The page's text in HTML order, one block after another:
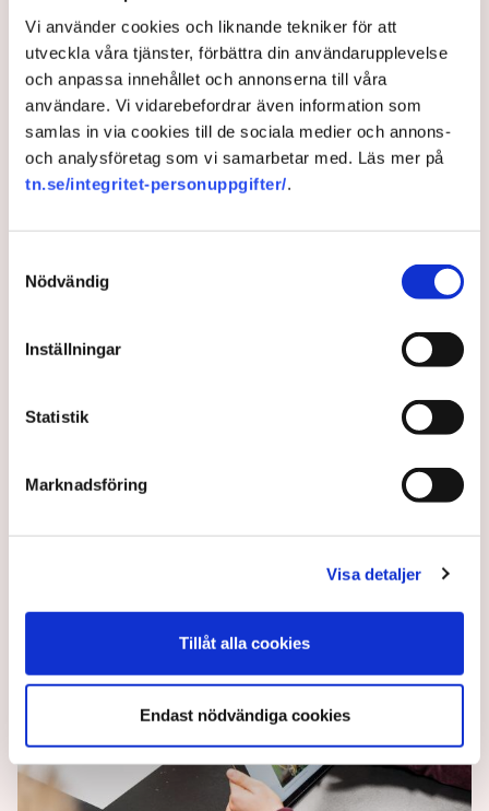
Vi använder cookies och liknande tekniker för att
utveckla våra tjänster, förbättra din användarupplevelse
och anpassa innehållet och annonserna till våra
användare. Vi vidarebefordrar även information som
samlas in via cookies till de sociala medier och annons-
och analysföretag som vi samarbetar med. Läs mer på
tn.se/integritet-personuppgifter/.
Nödvändig
Inställningar
Statistik
Marknadsföring
Visa detaljer
Tillåt alla cookies
Endast nödvändiga cookies
4 years ago |
SPD leder knappt i tyska valet
– "lång kväll"
Tyska valet är en verklig nagelbitare.
Kristdemokraterna.